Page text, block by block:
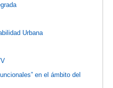
Urbana
en el ámbito del